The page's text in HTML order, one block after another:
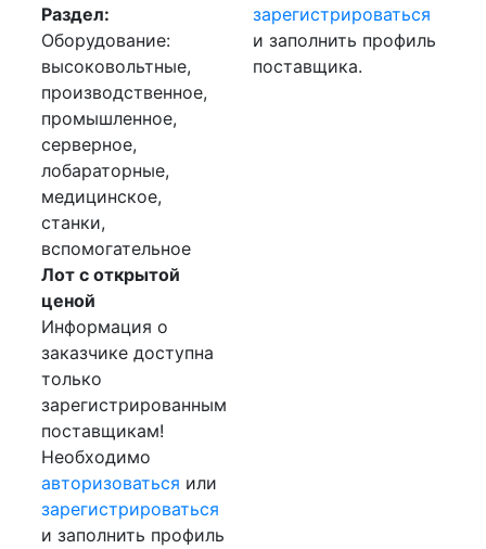
Раздел:
Оборудование:
высоковольтные,
производственное,
промышленное,
серверное,
лобараторные,
медицинское,
станки,
вспомогательное
Лот с открытой
ценой
Информация о
заказчике доступна
только
зарегистрированным
поставщикам!
Необходимо
авторизоваться или
зарегистрироваться
и заполнить профиль
зарегистрироваться
и заполнить профиль
поставщика.